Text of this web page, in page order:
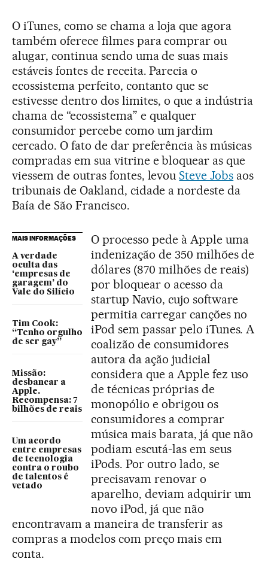
O iTunes, como se chama a loja que agora
também oferece filmes para comprar ou
alugar, continua sendo uma de suas mais
estáveis fontes de receita. Parecia o
ecossistema perfeito, contanto que se
estivesse dentro dos limites, o que a indústria
chama de “ecossistema” e qualquer
consumidor percebe como um jardim
cercado. O fato de dar preferência às músicas
compradas em sua vitrine e bloquear as que
viessem de outras fontes, levouSteve Jobs aos
tribunais de Oakland, cidade a nordeste da
Baía de São Francisco.
MAIS INFORMAÇÕES
A verdade
oculta das
‘empresas de
garagem’ do
Vale do Silício
Tim Cook:
“Tenho orgulho
de ser gay”
Missão:
desbancar a
Apple.
Recompensa: 7
bilhões de reais
Um acordo
entre empresas
de tecnologia
contra o roubo
de talentos é
vetado
O processo pede à Apple uma
indenização de 350 milhões de
dólares (870 milhões de reais)
por bloquear o acesso da
startup Navio, cujo software
permitia carregar canções no
iPod sem passar pelo iTunes. A
coalizão de consumidores
autora da ação judicial
considera que a Apple fez uso
de técnicas próprias de
monopólio e obrigou os
consumidores a comprar
música mais barata, já que não
podiam escutá-las em seus
iPods. Por outro lado, se
precisavam renovar o
aparelho, deviam adquirir um
novo iPod, já que não
encontravam a maneira de transferir as
compras a modelos com preço mais em
conta.